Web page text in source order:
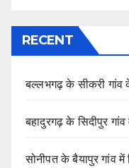
RECENT
बल्लभगढ़ के सीकरी
बहादुरगढ़ के सिदीपुर
सोनीपत के बैयापुर गांव में